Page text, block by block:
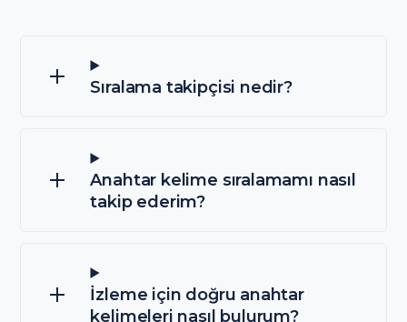
Sıralama takipçisi nedir?
Anahtar kelime sıralamamı nasıl
takip ederim?
İzleme için doğru anahtar
kelimeleri nasıl bulurum?